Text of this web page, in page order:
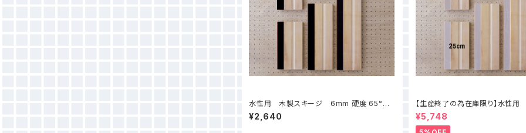
水性用 木製スキージ 6mm 硬度 65° 1
0cm
¥2,640
【生産終了の為在庫限り】水性
ージ 6mm 硬度 65° 25cm
¥5,748